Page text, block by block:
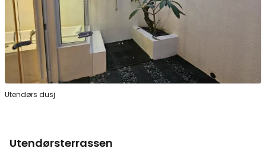
Utendørs dusj
Utendørsterrassen